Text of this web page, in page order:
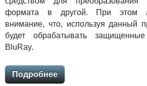
формата в другой. При этом
внимание, что, используя данный
будет обрабатывать
BluRay.
Подробнее